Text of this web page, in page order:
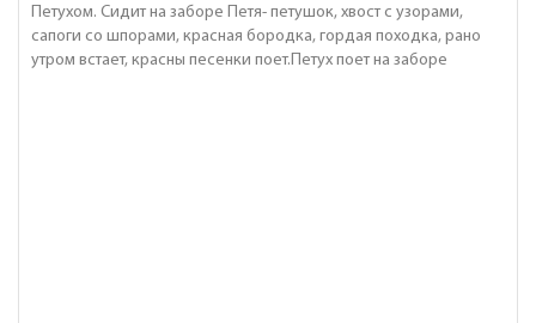
Петухом. Сидит на заборе Петя- петушок, хвост с узорами,
сапоги со шпорами, красная бородка, гордая походка, рано
утром встает, красны песенки поет.Петух поет на заборе